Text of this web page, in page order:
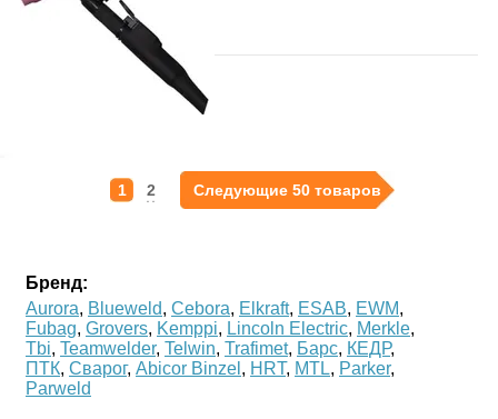
1 2 Следующие 50 товаров
Бренд:
Aurora, Blueweld, Cebora, Elkraft, ESAB, EWM,
Fubag, Grovers, Kemppi, Lincoln Electric, Merkle,
Tbi, Teamwelder, Telwin, Trafimet, Барс, КЕДР,
ПТК, Сварог, Abicor Binzel , HRT, MTL, Parker,
Parweld